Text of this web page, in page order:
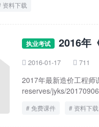
资料下载
执业考试 2016年
 2016-01-17  711
2017年最新造价工程师
reserves/jyks/
免费课件 资料下载